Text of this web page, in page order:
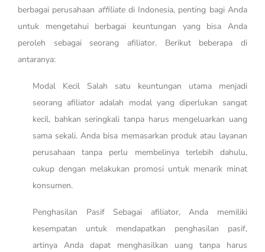
berbagai perusahaan affiliate di Indonesia, penting bagi Anda
untuk mengetahui berbagai keuntungan yang bisa Anda
peroleh sebagai seorang afiliator. Berikut beberapa di
antaranya:
Modal Kecil Salah satu keuntungan utama menjadi
seorang afiliator adalah modal yang diperlukan sangat
kecil, bahkan seringkali tanpa harus mengeluarkan uang
sama sekali. Anda bisa memasarkan produk atau layanan
perusahaan tanpa perlu membelinya terlebih dahulu,
cukup dengan melakukan promosi untuk menarik minat
konsumen.
Penghasilan Pasif Sebagai afiliator, Anda memiliki
kesempatan untuk mendapatkan penghasilan pasif,
artinya Anda dapat menghasilkan uang tanpa harus